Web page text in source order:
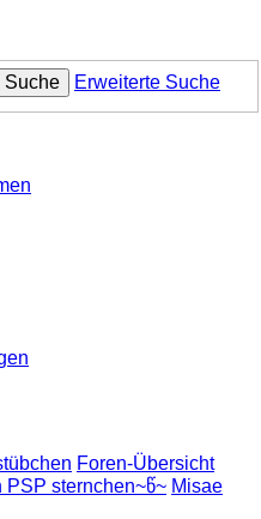
Suche Erweiterte Suche
Foren-Übersicht
PSP sternchen~წ~ Misae